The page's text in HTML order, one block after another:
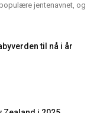
jentenavnet, og
til nå i år